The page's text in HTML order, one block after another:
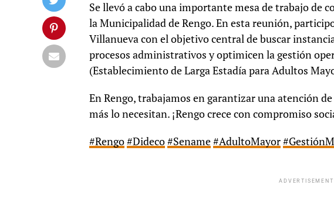
Se llevó a cabo una importante mesa de trabajo de
la Municipalidad de Rengo. En esta reunión,
Villanueva con el objetivo central de buscar
procesos administrativos y optimicen la gestión
(Establecimiento de Larga Estadía para Adultos
En Rengo, trabajamos en garantizar una atención
más lo necesitan. ¡Rengo crece con compromiso
#Rengo#Dideco#Sename#AdultoMayor
ADVERTISEMENT